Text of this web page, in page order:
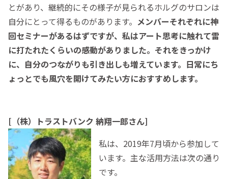
とがあり、継続的にその様子が見られるホルグのサロンは
自分にとって得るものがあります。 メンバーそれぞれに神
回セミナーがあるはずですが、私はアート思考に触れて雷
に打たれたくらいの感動がありました。それをきっかけ
に、自分のつながりも引き出しも増えています。日常にち
ょっとでも風穴を開けてみたい方におすすめします。
[（株）トラストバンク 納翔一郎さん]
私は、2019年7月頃から参加して
います。主な活用方法は次の通り
です。